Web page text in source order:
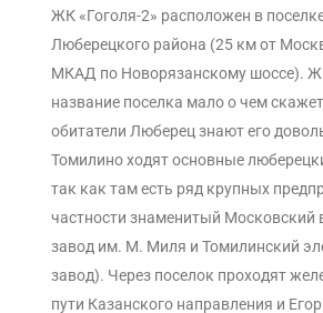
ЖК «Гоголя-2» расположен в
Люберецкого района (25 км от
МКАД по Новорязанскому шоссе).
название поселка мало о чем
обитатели Люберец знают его
Томилино ходят основные
так как там есть ряд крупных
частности знаменитый Московский
завод им. М. Миля и Томилинский
завод). Через поселок проходят
пути Казанского направления и